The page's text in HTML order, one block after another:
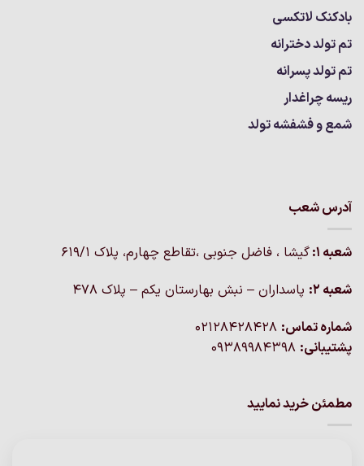
بادکنک لاتکسی
تم تولد دخترانه
تم تولد پسرانه
ریسه چراغدار
شمع و فشفشه تولد
آدرس شعب
شعبه 1:
گيشا ، فاضل جنوبی ،تقاطع چهارم، پلاک 619/1
شعبه 2:
پاسداران – نبش بهارستان یکم – پلاک ۴۷۸
شماره تماس:
پشتیبانی:
مطمئن خرید نمایید